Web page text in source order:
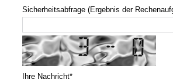
Sicherheitsabfrage (Ergebnis der
Ihre Nachricht*